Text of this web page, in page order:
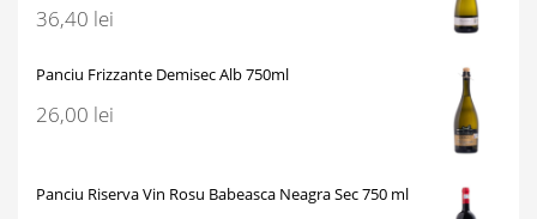
36,40 lei
Panciu Frizzante Demisec Alb 750ml
26,00 lei
Panciu Riserva Vin Rosu Babeasca Neagra Sec 750 ml